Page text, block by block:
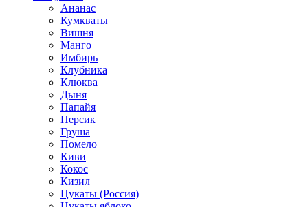
Ананас
Кумкваты
Вишня
Манго
Имбирь
Клубника
Клюква
Дыня
Папайя
Персик
Груша
Помело
Киви
Кокос
Кизил
Цукаты (Россия)